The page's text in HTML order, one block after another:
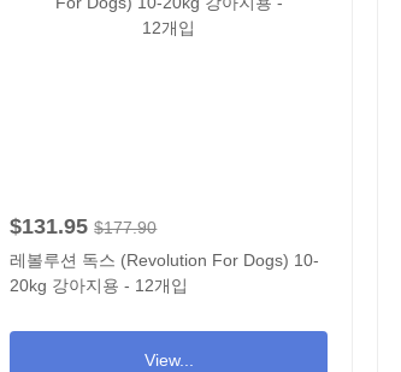
$131.95 $177.90
레볼루션 독스 (Revolution For Dogs) 10-
20kg 강아지용 - 12개입
View...